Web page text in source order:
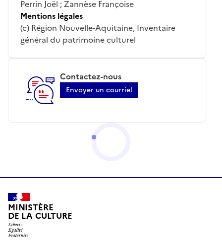
Perrin Joël ; Zannèse Françoise
Mentions légales
(c) Région Nouvelle-Aquitaine, Inventaire
général du patrimoine culturel
Contactez-nous
Envoyer un courriel
MINISTÈRE
DE LA CULTURE